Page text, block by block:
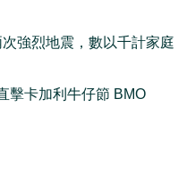
強烈地震，數以千計家庭
擊卡加利牛仔節 BMO